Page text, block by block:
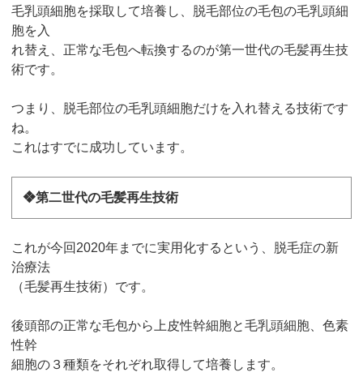
毛乳頭細胞を採取して培養し、脱毛部位の毛包の毛乳頭細
胞を入
れ替え、正常な毛包へ転換するのが第一世代の毛髪再生技
術です。
つまり、脱毛部位の毛乳頭細胞だけを入れ替える技術です
ね。
これはすでに成功しています。
❖第二世代の毛髪再生技術
これが今回2020年までに実用化するという、脱毛症の新
治療法
（毛髪再生技術）です。
後頭部の正常な毛包から上皮性幹細胞と毛乳頭細胞、色素
性幹
細胞の３種類をそれぞれ取得して培養します。